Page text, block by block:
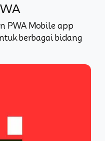
PWA Mobile app
berbagai bidang